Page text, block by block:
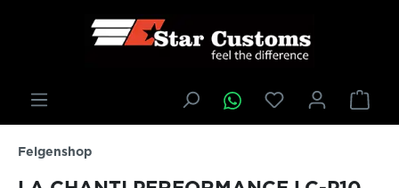
springen
Felgenshop